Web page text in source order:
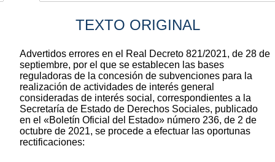
TEXTO ORIGINAL
Advertidos errores en el Real Decreto 821/2021, de 28 de
septiembre, por el que se establecen las bases
reguladoras de la concesión de subvenciones para la
realización de actividades de interés general
consideradas de interés social, correspondientes a la
Secretaría de Estado de Derechos Sociales, publicado
en el «Boletín Oficial del Estado» número 236, de 2 de
octubre de 2021, se procede a efectuar las oportunas
rectificaciones: